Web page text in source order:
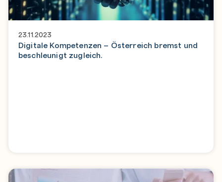
23.11.2023
Digitale Kompetenzen – Österreich bremst und
beschleunigt zugleich.